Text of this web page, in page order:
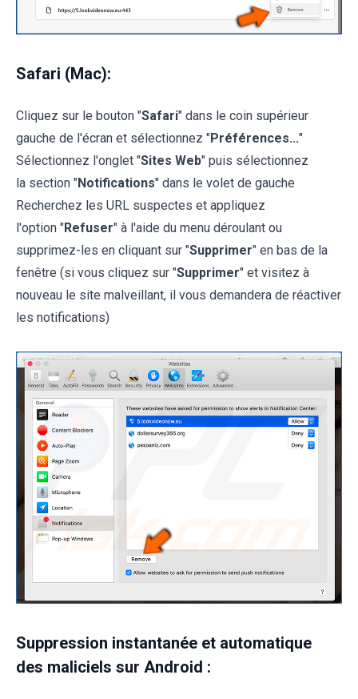
Safari (Mac):
Cliquez sur le bouton "Safari" dans le coin supérieur
gauche de l'écran et sélectionnez "Préférences..."
Sélectionnez l'onglet "Sites Web" puis sélectionnez
la section "Notifications" dans le volet de gauche
Recherchez les URL suspectes et appliquez
l'option "Refuser" à l'aide du menu déroulant ou
supprimez-les en cliquant sur "Supprimer" en bas de la
fenêtre (si vous cliquez sur "Supprimer" et visitez à
nouveau le site malveillant, il vous demandera de réactiver
les notifications)
Suppression instantanée et automatique
des maliciels sur Android :